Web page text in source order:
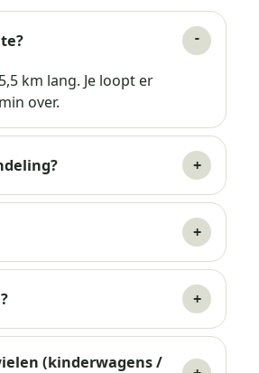
km lang. Je loopt er
over.
(kinderwagens /